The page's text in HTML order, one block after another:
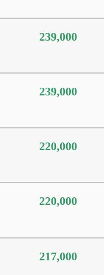
239,000
239,000
220,000
220,000
217,000